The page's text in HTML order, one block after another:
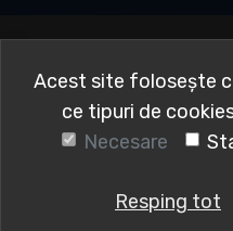
Sună acum
Acest site folosește
ce tipuri de
Necesare
Resping tot